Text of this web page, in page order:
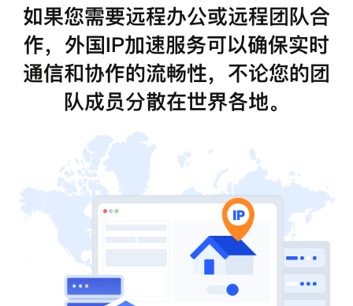
如果您需要远程办公或远程团队合
作，外国IP加速服务可以确保实时
通信和协作的流畅性，不论您的团
队成员分散在世界各地。